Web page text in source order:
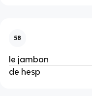
58
le jambon
de hesp